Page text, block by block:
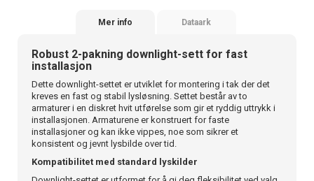
Mer info Dataark
Robust 2-pakning downlight-sett for fast
installasjon
Dette downlight-settet er utviklet for montering i tak der det
kreves en fast og stabil lysløsning. Settet består av to
armaturer i en diskret hvit utførelse som gir et ryddig uttrykk i
installasjonen. Armaturene er konstruert for faste
installasjoner og kan ikke vippes, noe som sikrer et
konsistent og jevnt lysbilde over tid.
Kompatibilitet med standard lyskilder